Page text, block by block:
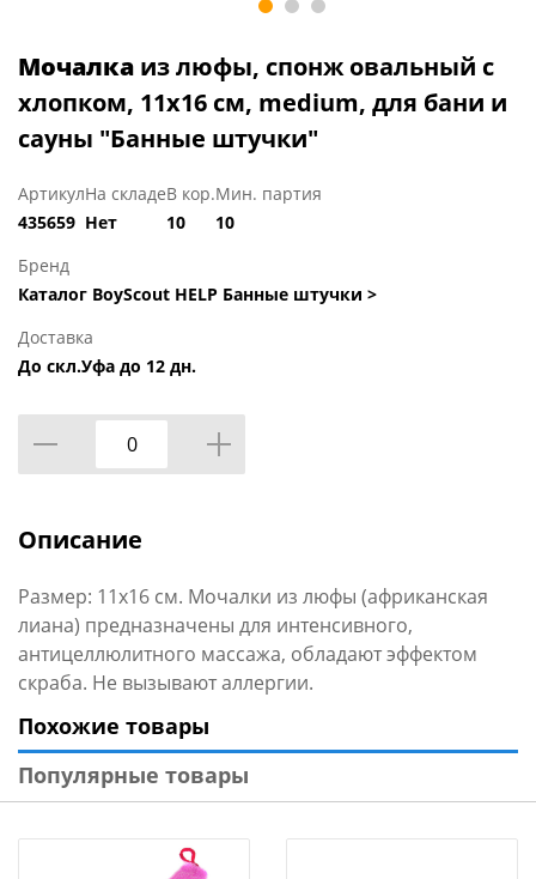
Мочалка из люфы, спонж овальный с
хлопком, 11х16 см, medium, для бани и
сауны "Банные штучки"
Артикул
435659
На складе
Нет
В кор.
10
Мин. партия
10
Бренд
Каталог BoyScout HELP Банные штучки >
Доставка
До скл.Уфа до 12 дн.
Описание
Размер: 11х16 см. Мочалки из люфы (африканская
лиана) предназначены для интенсивного,
антицеллюлитного массажа, обладают эффектом
скраба. Не вызывают аллергии.
Похожие товары
Популярные товары